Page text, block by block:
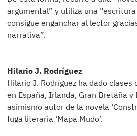
argumental” y utiliza una
consigue enganchar al lector
narrativa”.
Hilario J. Rodríguez
Hilario J. Rodríguez ha dado
en España, Irlanda, Gran Bretaña y
asimismo autor de la novela
fuga literaria ‘Mapa Mudo’.